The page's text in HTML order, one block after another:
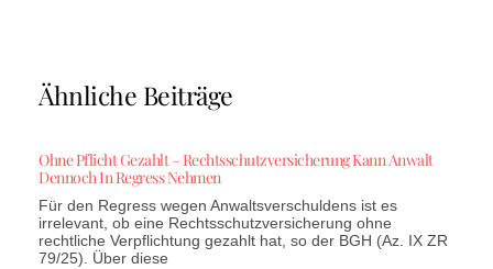
Ähnliche Beiträge
Ohne Pflicht Gezahlt – Rechtsschutzversicherung Kann Anwalt
Dennoch In Regress Nehmen
Für den Regress wegen Anwaltsverschuldens ist es
irrelevant, ob eine Rechtsschutzversicherung ohne
rechtliche Verpflichtung gezahlt hat, so der BGH (Az. IX ZR
79/25). Über diese